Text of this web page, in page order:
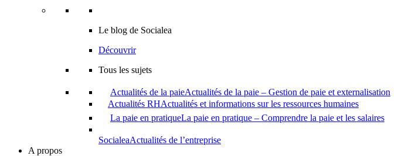
Le blog de Socialea
Découvrir
Tous les sujets
Actualités de la paieActualités de la paie – Gestion de paie et externalisation
Actualités RHActualités et informations sur les ressources humaines
La paie en pratiqueLa paie en pratique – Comprendre la paie et les salaires
SocialeaActualités de l’entreprise
A propos